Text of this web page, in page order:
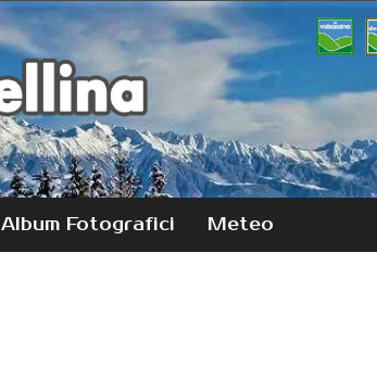
Album Fotografici Meteo